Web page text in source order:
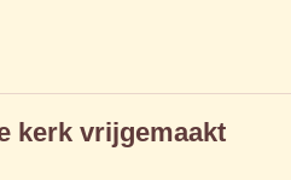
kerk vrijgemaakt